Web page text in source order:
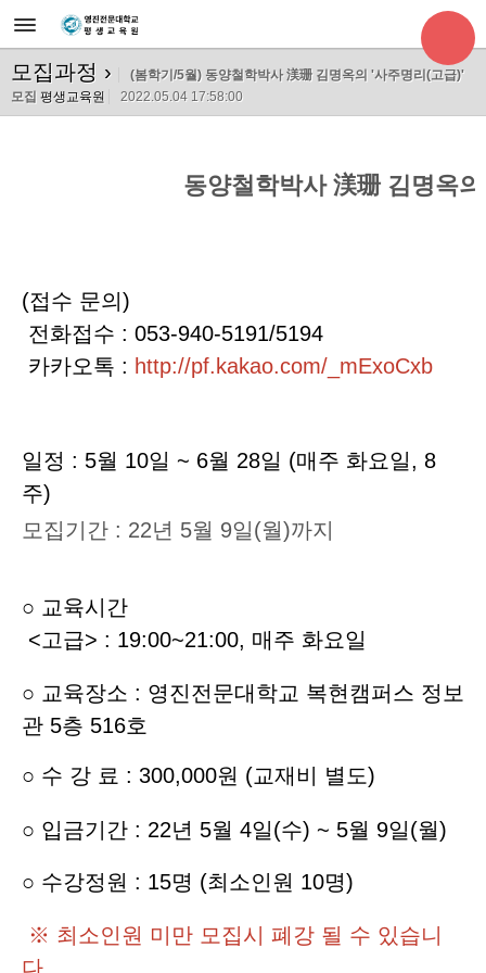
모집과정 ›
(봄학기/5월) 동양철학박사 渼珊 김명옥의 '사주명리(고급)'
모집 평생교육원 2022.05.04 17:58:00
동양철학박사 渼珊 김명옥
(접수 문의)
전화접수 : 053-940-5191/5194
카카오톡 : http://pf.kakao.com/_mExoCxb
일정 : 5월 10일 ~ 6월 28일 (매주 화요일, 8
주)
모집기간 : 22년 5월 9일(월)까지
○ 교육시간
<고급> : 19:00~21:00, 매주 화요일
○ 교육장소 : 영진전문대학교 복현캠퍼스 정보
관 5층 516호
○ 수 강 료 : 300,000원 (교재비 별도)
○ 입금기간 : 22년 5월 4일(수) ~ 5월 9일(월)
○ 수강정원 : 15명 (최소인원 10명)
※ 최소인원 미만 모집시 폐강 될 수 있습니
다.